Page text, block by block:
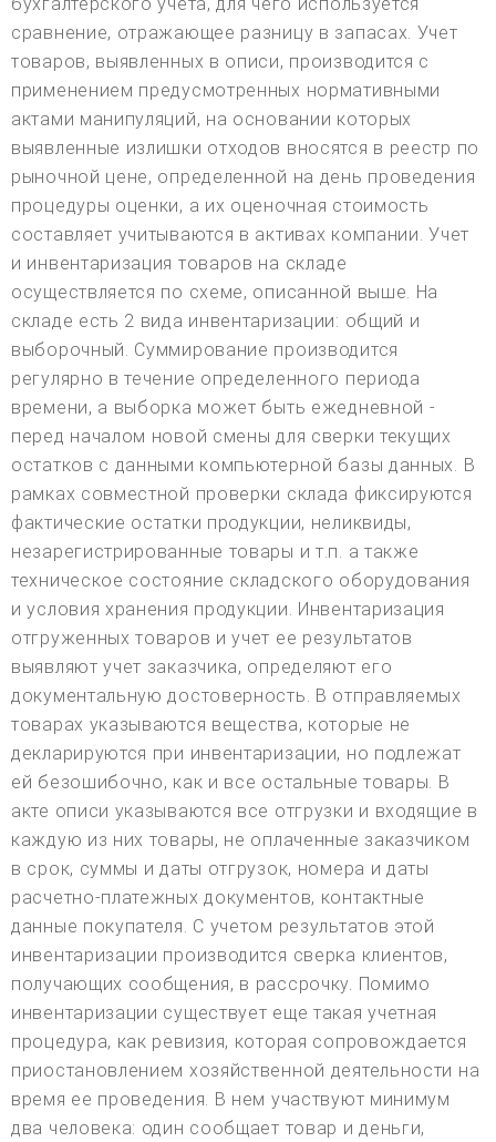
бухгалтерского учета, для чего используется
сравнение, отражающее разницу в запасах. Учет
товаров, выявленных в описи, производится с
применением предусмотренных нормативными
актами манипуляций, на основании которых
выявленные излишки отходов вносятся в реестр по
рыночной цене, определенной на день проведения
процедуры оценки, а их оценочная стоимость
составляет учитываются в активах компании. Учет
и инвентаризация товаров на складе
осуществляется по схеме, описанной выше. На
складе есть 2 вида инвентаризации: общий и
выборочный. Суммирование производится
регулярно в течение определенного периода
времени, а выборка может быть ежедневной -
перед началом новой смены для сверки текущих
остатков с данными компьютерной базы данных. В
рамках совместной проверки склада фиксируются
фактические остатки продукции, неликвиды,
незарегистрированные товары и т.п. а также
техническое состояние складского оборудования
и условия хранения продукции. Инвентаризация
отгруженных товаров и учет ее результатов
выявляют учет заказчика, определяют его
документальную достоверность. В отправляемых
товарах указываются вещества, которые не
декларируются при инвентаризации, но подлежат
ей безошибочно, как и все остальные товары. В
акте описи указываются все отгрузки и входящие в
каждую из них товары, не оплаченные заказчиком
в срок, суммы и даты отгрузок, номера и даты
расчетно-платежных документов, контактные
данные покупателя. С учетом результатов этой
инвентаризации производится сверка клиентов,
получающих сообщения, в рассрочку. Помимо
инвентаризации существует еще такая учетная
процедура, как ревизия, которая сопровождается
приостановлением хозяйственной деятельности на
время ее проведения. В нем участвуют минимум
два человека: один сообщает товар и деньги,